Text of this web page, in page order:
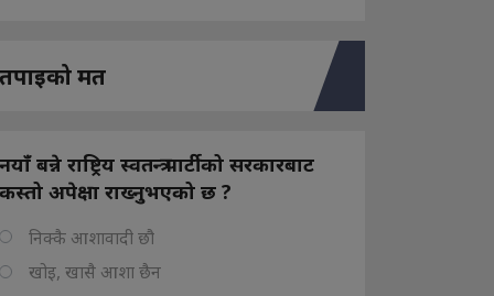
तपाइको मत
नयाँ बन्ने राष्ट्रिय स्वतन्त्र पार्टीको सरकारबाट
कस्तो अपेक्षा राख्नुभएको छ ?
निक्कै आशावादी छौ
खोइ, खासै आशा छैन